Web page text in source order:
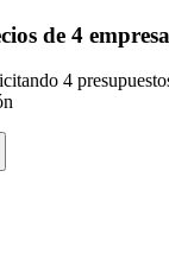
de 4
4